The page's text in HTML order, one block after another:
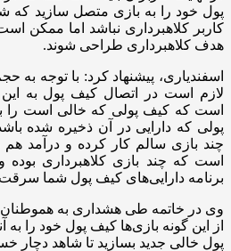
پول خود را به بازی متصل سازید که
کاربر کلاهبرداری نباشد اما ممکن
هدف کلاهبرداری طراحی شوند.
اسفندیاری، پیشنهاد کرد: با توجه به
لازم است در اتصال کیف پول به
است که کیف پولی که خالی است را
پولی که دارایی در آن ذخیره شده
چند بازی سالم کار کرده و درآمد هم
است که چند بازی کلاهبرداری بوده
برنامه دارایی‌های کیف پول شما
وی در خاتمه طی هشداری به
از این گونه بازی‌ها کیف پول خود را
پول خالی جدید بسازید تا شاهد دچار